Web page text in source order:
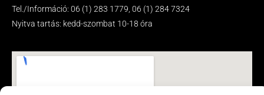
Tel./Információ: 06 (1) 283 1779, 06 (1) 284 7324
Nyitva tartás: kedd-szombat 10-18 óra